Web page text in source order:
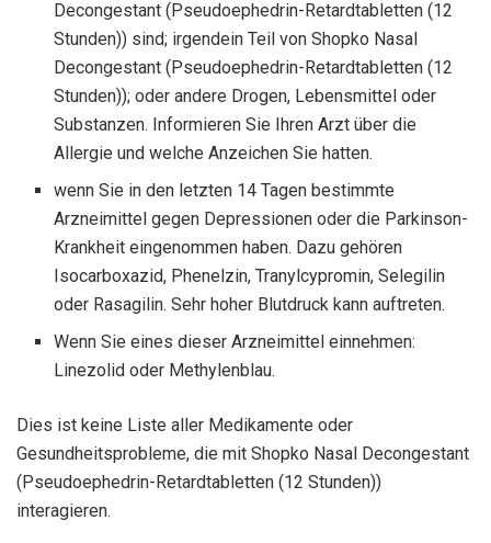
Decongestant (Pseudoephedrin-Retardtabletten (12
Stunden)) sind; irgendein Teil von Shopko Nasal
Decongestant (Pseudoephedrin-Retardtabletten (12
Stunden)); oder andere Drogen, Lebensmittel oder
Substanzen. Informieren Sie Ihren Arzt über die
Allergie und welche Anzeichen Sie hatten.
wenn Sie in den letzten 14 Tagen bestimmte
Arzneimittel gegen Depressionen oder die Parkinson-
Krankheit eingenommen haben. Dazu gehören
Isocarboxazid, Phenelzin, Tranylcypromin, Selegilin
oder Rasagilin. Sehr hoher Blutdruck kann auftreten.
Wenn Sie eines dieser Arzneimittel einnehmen:
Linezolid oder Methylenblau.
Dies ist keine Liste aller Medikamente oder
Gesundheitsprobleme, die mit Shopko Nasal Decongestant
(Pseudoephedrin-Retardtabletten (12 Stunden))
interagieren.